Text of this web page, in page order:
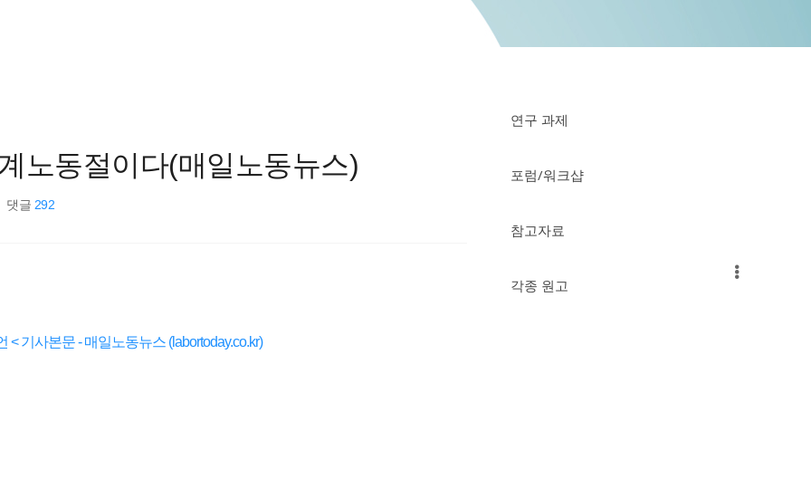
연구 과제
포럼/워크샵
참고자료
각종 원고
노동절이다(매일노동뉴스)
댓글 292
기사본문 - 매일노동뉴스 (labortoday.co.kr)